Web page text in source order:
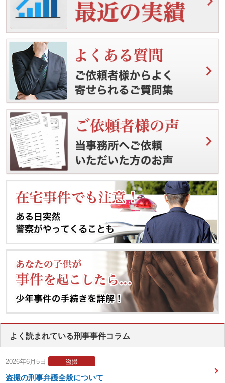
よく読まれている刑事事件コラム
2026年6月5日 盗撮
盗撮の刑事弁護全般について